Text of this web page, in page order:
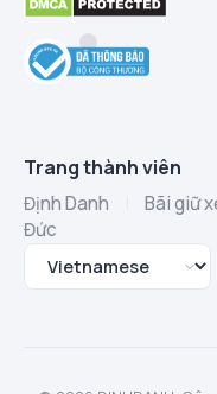
Trang thành viên
Định Danh Bãi giữ
Đức